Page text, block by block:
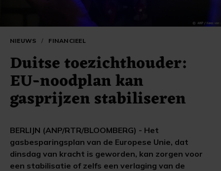
NIEUWS / FINANCIEEL
Duitse toezichthouder:
EU-noodplan kan
gasprijzen stabiliseren
BERLIJN (ANP/RTR/BLOOMBERG) - Het
gasbesparingsplan van de Europese Unie, dat
dinsdag van kracht is geworden, kan zorgen voor
een stabilisatie of zelfs een verlaging van de